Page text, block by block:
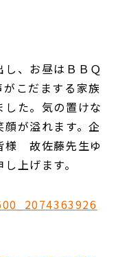
、お昼はＢＢＱ
こだまする家族
た。気の置けな
が溢れます。企
様 故佐藤先生ゆ
上げます。